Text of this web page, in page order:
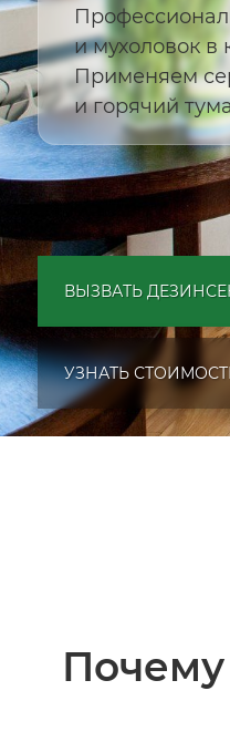
и мухоловок в
Применяем
и горячий
ВЫЗВАТЬ
УЗНАТЬ